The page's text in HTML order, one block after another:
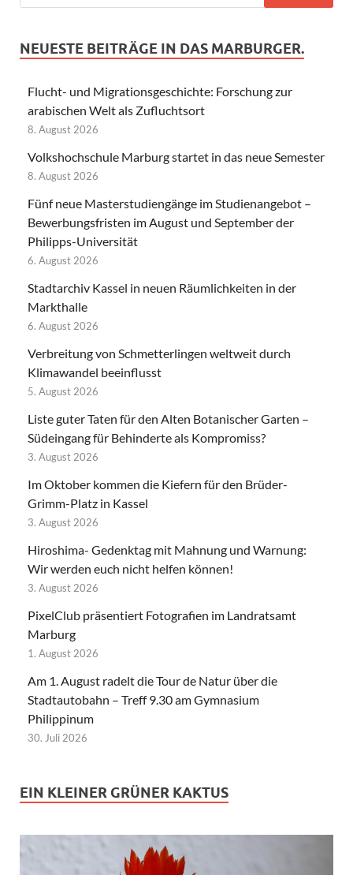
NEUESTE BEITRÄGE IN DAS MARBURGER.
Flucht- und Migrationsgeschichte: Forschung zur
arabischen Welt als Zufluchtsort
8. August 2026
Volkshochschule Marburg startet in das neue Semester
8. August 2026
Fünf neue Masterstudiengänge im Studienangebot –
Bewerbungsfristen im August und September der
Philipps-Universität
6. August 2026
Stadtarchiv Kassel in neuen Räumlichkeiten in der
Markthalle
6. August 2026
Verbreitung von Schmetterlingen weltweit durch
Klimawandel beeinflusst
5. August 2026
Liste guter Taten für den Alten Botanischer Garten –
Südeingang für Behinderte als Kompromiss?
3. August 2026
Im Oktober kommen die Kiefern für den Brüder-
Grimm-Platz in Kassel
3. August 2026
Hiroshima- Gedenktag mit Mahnung und Warnung:
Wir werden euch nicht helfen können!
3. August 2026
PixelClub präsentiert Fotografien im Landratsamt
Marburg
1. August 2026
Am 1. August radelt die Tour de Natur über die
Stadtautobahn – Treff 9.30 am Gymnasium
Philippinum
30. Juli 2026
EIN KLEINER GRÜNER KAKTUS